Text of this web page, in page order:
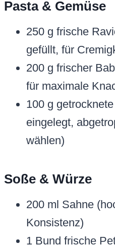
Pasta & Gemüse
250 g frische
gefüllt, für
200 g frischer
für maximale
100 g
eingelegt,
wählen)
Soße & Würze
200 ml Sahne
Konsistenz)
1 Bund frische